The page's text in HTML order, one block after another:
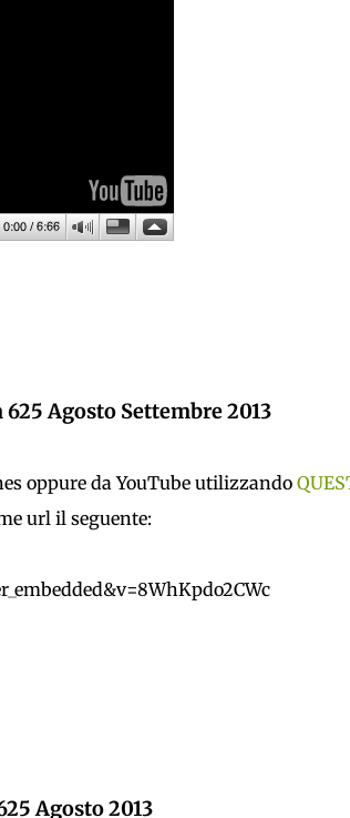
Agosto Settembre 2013
oppure da YouTube utilizzando
url il seguente:
Agosto 2013